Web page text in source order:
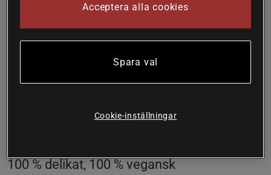
en delikat proteinbar med ett högt innehåll av protein från
Krämig sås inuti
Lågt sockerinnehåll
100 % delikat, 100 % vegansk
Acceptera alla cookies
Spara val
Cookie-inställningar